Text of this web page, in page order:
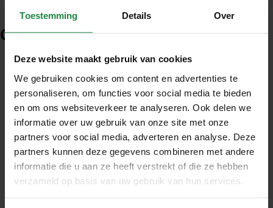
Toestemming Details Over
Deze website maakt gebruik van cookies
We gebruiken cookies om content en advertenties te
personaliseren, om functies voor social media te bieden
en om ons websiteverkeer te analyseren. Ook delen we
informatie over uw gebruik van onze site met onze
partners voor social media, adverteren en analyse. Deze
partners kunnen deze gegevens combineren met andere
informatie die u aan ze heeft verstrekt of die ze hebben
verzameld op basis van uw gebruik van hun services.
Collega's vertellen
"Elk project heeft unieke Haagse
elementen"